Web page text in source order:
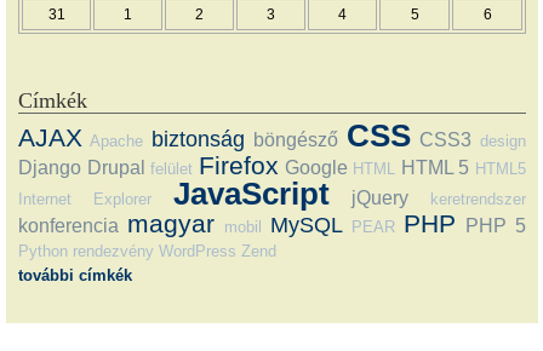
31 1 2 3 4 5 6
Címkék
AJAX Apache biztonság böngésző CSS CSS3 design
Django Drupal felület Firefox Google HTML HTML 5 HTML5
Internet Explorer
JavaScript jQuery keretrendszer
konferencia magyar mobil MySQL PEAR PHP PHP 5
Python rendezvény WordPress Zend
további címkék